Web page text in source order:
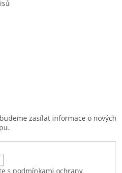
zasílat informace o nových
s podmínkami ochrany